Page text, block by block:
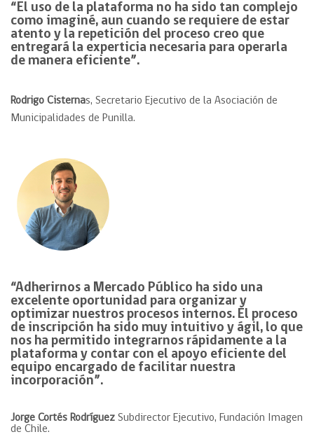
“El uso de la plataforma no ha sido tan complejo
como imaginé, aun cuando se requiere de estar
atento y la repetición del proceso creo que
entregará la experticia necesaria para operarla
de manera eficiente”.
Rodrigo Cisternas, Secretario Ejecutivo de la Asociación de
Municipalidades de Punilla.
“Adherirnos a Mercado Público ha sido una
excelente oportunidad para organizar y
optimizar nuestros procesos internos. El proceso
de inscripción ha sido muy intuitivo y ágil, lo que
nos ha permitido integrarnos rápidamente a la
plataforma y contar con el apoyo eficiente del
equipo encargado de facilitar nuestra
incorporación”.
Jorge Cortés Rodríguez Subdirector Ejecutivo, Fundación Imagen
de Chile.